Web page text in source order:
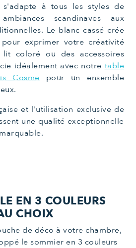
s'adapte à tous les styles de
scandinaves aux
Le blanc cassé crée
exprimer votre créativité
coloré ou des accessoires
idéalement avec notre table
Cosme pour un ensemble
et l'utilisation exclusive de
une qualité exceptionnelle
EN 3 COULEURS
CHOIX
de déco à votre chambre,
le sommier en 3 couleurs